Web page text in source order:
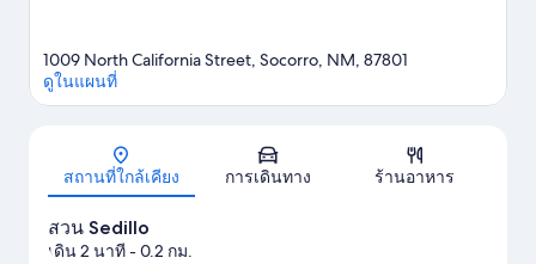
แผนที่
1009 North California Street, Socorro, NM, 87801
ดูในแผนที่
สถานที่ใกล้เคียง การเดินทาง ร้านอาหาร
สวน Sedillo
เดิน 2 นาที- 0.2 กม.